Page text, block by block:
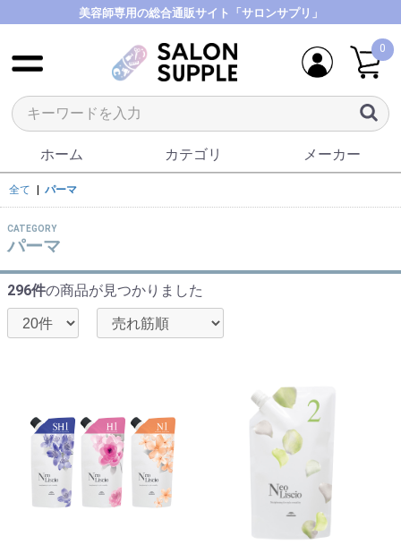
美容師専用の総合通販サイト「サロンサプリ」
0
ホーム カテゴリ メーカー
全て パーマ
CATEGORY
パーマ
296件の商品が見つかりました